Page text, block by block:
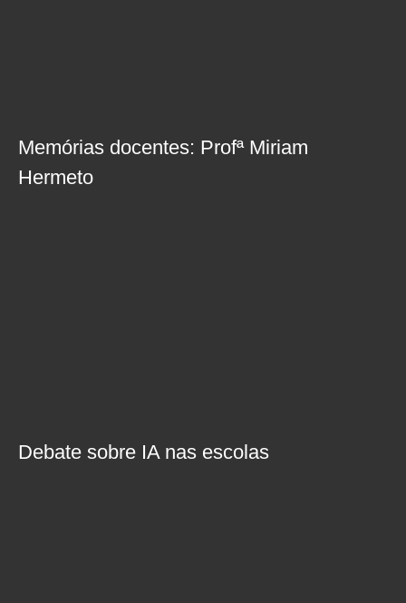
Memórias docentes: Profª Miriam
Hermeto
Debate sobre IA nas escolas